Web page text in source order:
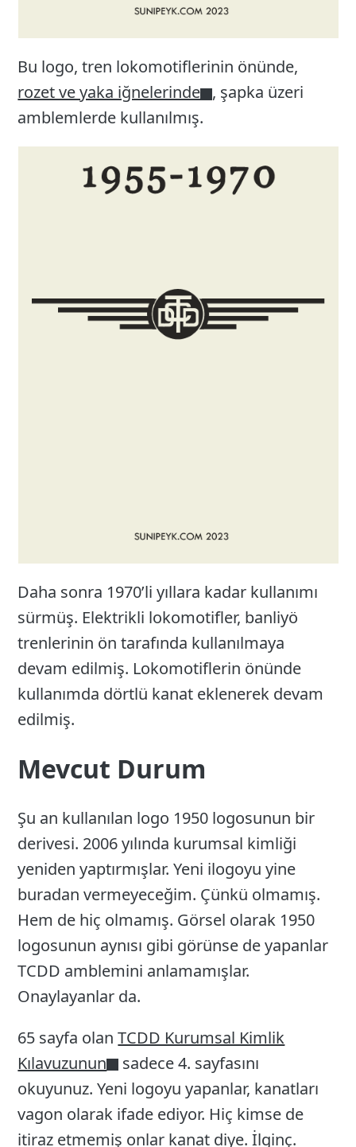
Bu logo, tren lokomotiflerinin önünde,
rozet ve yaka iğnelerinde , şapka üzeri
amblemlerde kullanılmış.
Daha sonra 1970’li yıllara kadar kullanımı
sürmüş. Elektrikli lokomotifler, banliyö
trenlerinin ön tarafında kullanılmaya
devam edilmiş. Lokomotiflerin önünde
kullanımda dörtlü kanat eklenerek devam
edilmiş.
Mevcut Durum
Şu an kullanılan logo 1950 logosunun bir
derivesi. 2006 yılında kurumsal kimliği
yeniden yaptırmışlar. Yeni ilogoyu yine
buradan vermeyeceğim. Çünkü olmamış.
Hem de hiç olmamış. Görsel olarak 1950
logosunun aynısı gibi görünse de yapanlar
TCDD amblemini anlamamışlar.
Onaylayanlar da.
65 sayfa olanTCDD Kurumsal Kimlik
Kılavuzunun
sadece 4. sayfasını
okuyunuz. Yeni logoyu yapanlar, kanatları
vagon olarak ifade ediyor. Hiç kimse de
itiraz etmemiş onlar kanat diye. İlginç.